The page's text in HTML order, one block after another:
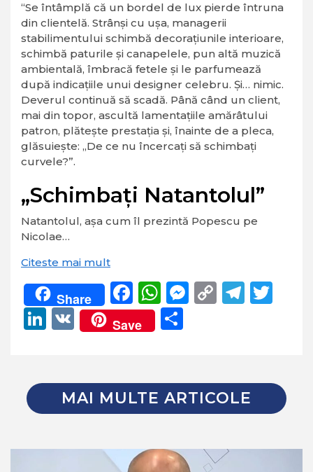
“Se întâmplă că un bordel de lux pierde întruna
din clientelă. Strânși cu ușa, managerii
stabilimentului schimbă decorațiunile interioare,
schimbă paturile și canapelele, pun altă muzică
ambientală, îmbracă fetele și le parfumează
după indicațiile unui designer celebru. Și… nimic.
Deverul continuă să scadă. Până când un client,
mai din topor, ascultă lamentațiile amărâtului
patron, plătește prestația și, înainte de a pleca,
glăsuiește: „De ce nu încercați să schimbați
curvele?”.
„Schimbați Natantolul”
Natantolul, așa cum îl prezintă Popescu pe
Nicolae…
Citeste mai mult
Share Facebook
WhatsApp
Messenger
Copy
LinkedIn
VK Save
MAI MULTE ARTICOLE